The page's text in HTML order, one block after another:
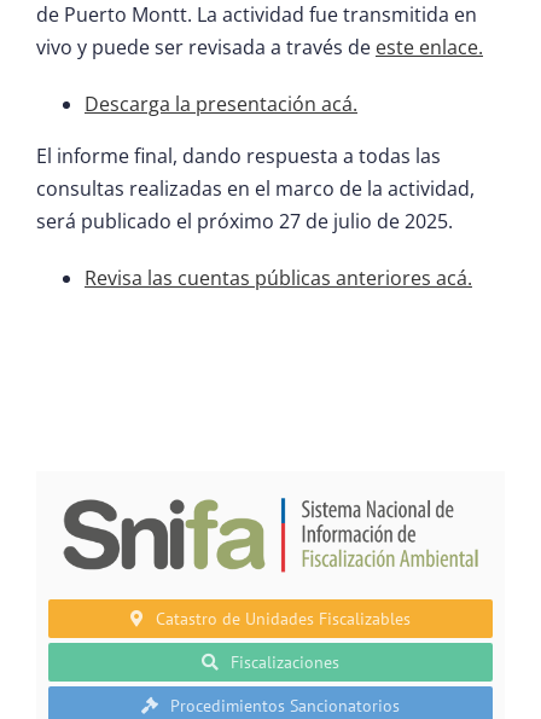
de Puerto Montt. La actividad fue transmitida en
vivo y puede ser revisada a través de este enlace.
Descarga la presentación acá.
El informe final, dando respuesta a todas las
consultas realizadas en el marco de la actividad,
será publicado el próximo 27 de julio de 2025.
Revisa las cuentas públicas anteriores acá.
Catastro de Unidades Fiscalizables
Fiscalizaciones
Procedimientos Sancionatorios